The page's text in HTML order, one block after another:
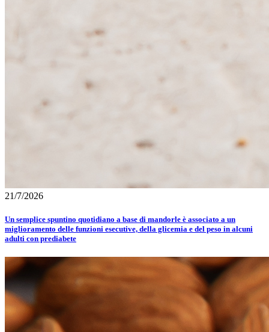
21/7/2026
Un semplice spuntino quotidiano a base di mandorle è associato a un
miglioramento delle funzioni esecutive, della glicemia e del peso in alcuni
adulti con prediabete